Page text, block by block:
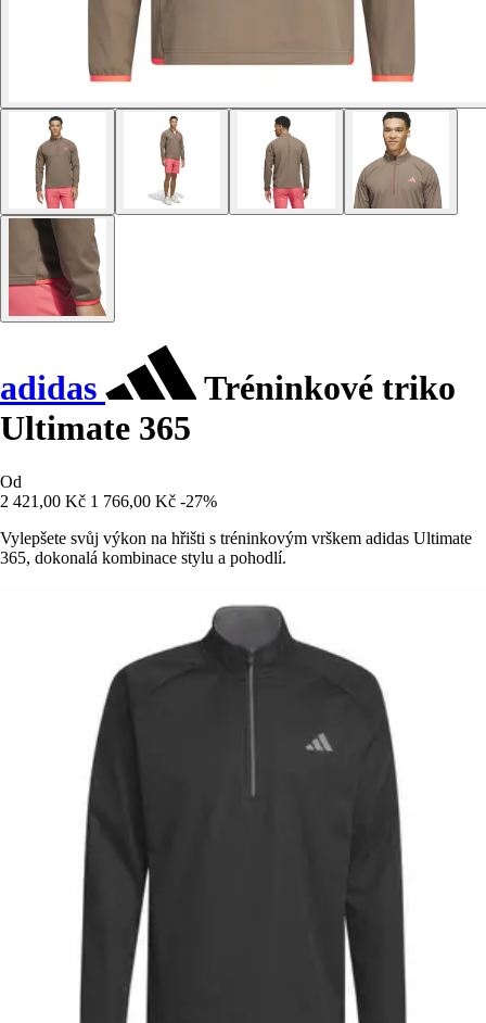
adidas
Tréninkové triko
Ultimate 365
Od
2 421,00 Kč 1 766,00 Kč -27%
Vylepšete svůj výkon na hřišti s tréninkovým vrškem adidas Ultimate
365, dokonalá kombinace stylu a pohodlí.